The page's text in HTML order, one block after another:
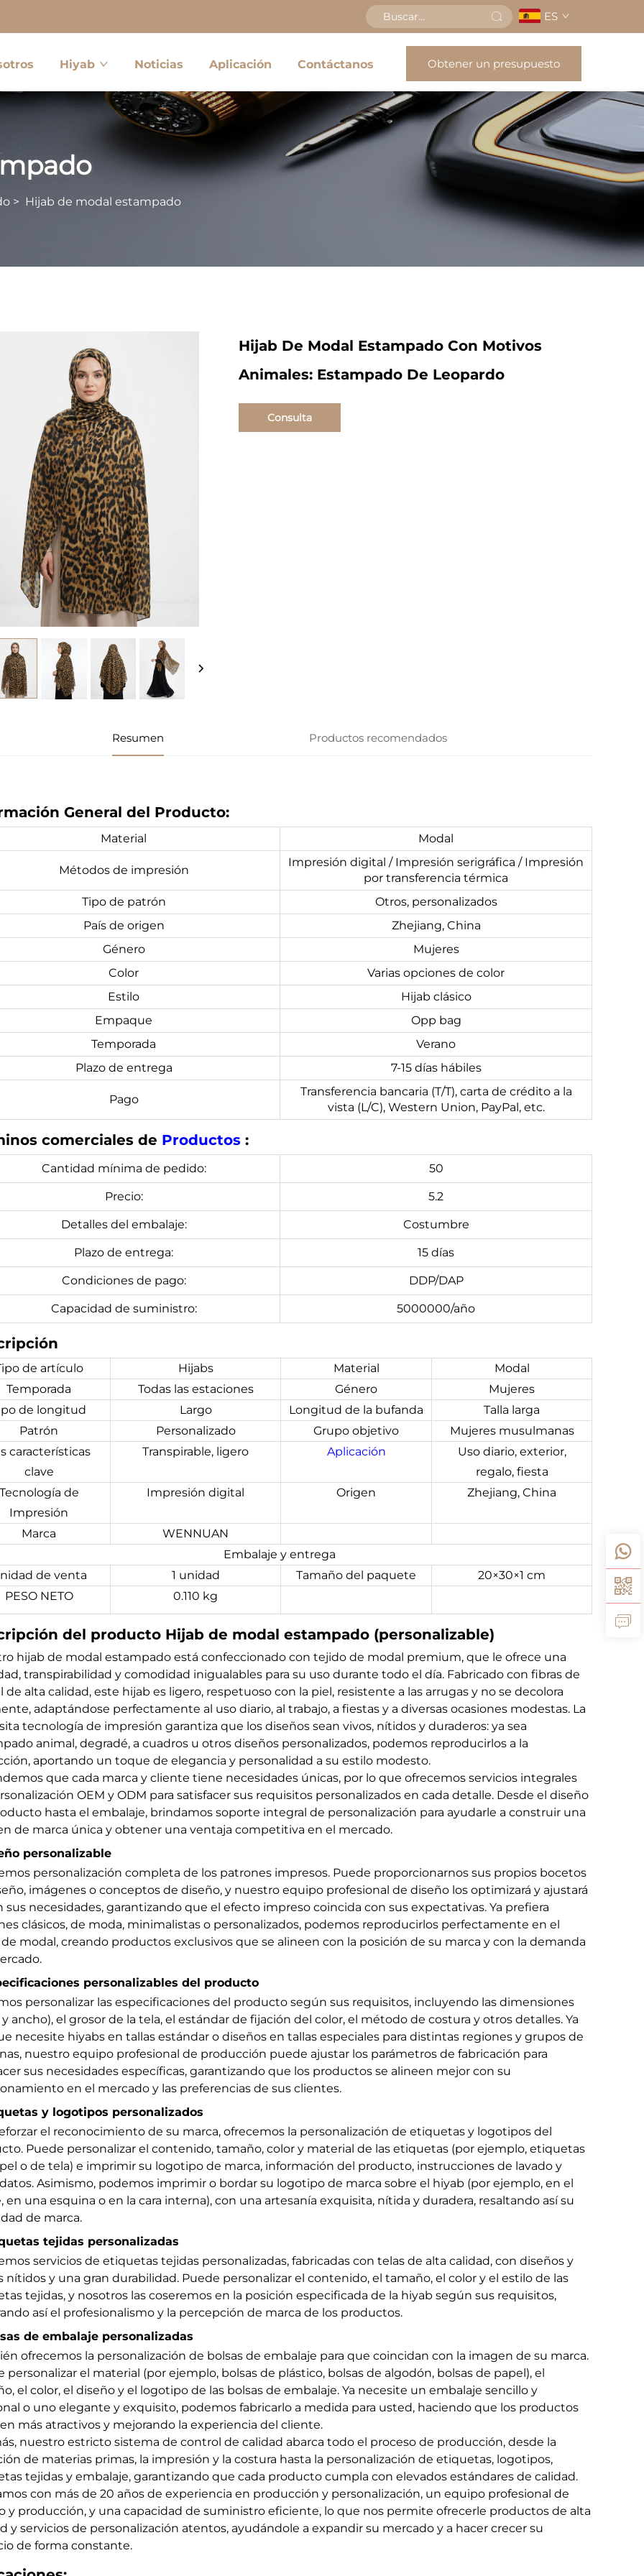
ES
Hiyab Noticias Aplicación Contáctanos Obtener un presupuesto
> Hijab de modal estampado
Hijab De Modal Estampado Con Motivos
Animales: Estampado De Leopardo
Consulta
Resumen Productos recomendados
General del Producto:
Material Modal
Métodos de impresión
Impresión digital / Impresión serigráfica / Impresión
por transferencia térmica
Tipo de patrón
Otros, personalizados
País de origen
Zhejiang, China
Género
Mujeres
Color
Varias opciones de color
Estilo
Hijab clásico
Empaque
Opp bag
Temporada
Verano
Plazo de entrega
7-15 días hábiles
Pago
Transferencia bancaria (T/T), carta de crédito a la
vista (L/C), Western Union, PayPal, etc.
comerciales de Productos :
Cantidad mínima de pedido: 50
Precio: 5.2
Detalles del embalaje: Costumbre
Plazo de entrega: 15 días
Condiciones de pago: DDP/DAP
Capacidad de suministro: 5000000/año
de artículo Hijabs Material
Modal
Temporada
Todas las estaciones Género
Mujeres
de longitud
Largo Longitud de la bufanda
Talla larga
Patrón
Personalizado Grupo objetivo
Mujeres musulmanas
características
clave
Transpirable, ligero Aplicación
Uso diario, exterior,
regalo, fiesta
de
Impresión
Impresión digital Origen Zhejiang, China
Marca
WENNUAN
Embalaje y entrega
de venta
1 unidad Tamaño del paquete
20×30×1 cm
PESO NETO
0.110 kg
del producto Hijab de modal estampado (personalizable)
hijab de modal estampado está confeccionado con tejido de modal premium, que le ofrece una
transpirabilidad y comodidad inigualables para su uso durante todo el día. Fabricado con fibras de
de alta calidad, este hijab es ligero, respetuoso con la piel, resistente a las arrugas y no se decolora
adaptándose perfectamente al uso diario, al trabajo, a fiestas y a diversas ocasiones modestas. La
tecnología de impresión garantiza que los diseños sean vivos, nítidos y duraderos: ya sea
animal, degradé, a cuadros u otros diseños personalizados, podemos reproducirlos a la
aportando un toque de elegancia y personalidad a su estilo modesto.
que cada marca y cliente tiene necesidades únicas, por lo que ofrecemos servicios integrales
OEM y ODM para satisfacer sus requisitos personalizados en cada detalle. Desde el diseño
hasta el embalaje, brindamos soporte integral de personalización para ayudarle a construir una
de marca única y obtener una ventaja competitiva en el mercado.
personalizable
personalización completa de los patrones impresos. Puede proporcionarnos sus propios bocetos
imágenes o conceptos de diseño, y nuestro equipo profesional de diseño los optimizará y ajustará
sus necesidades, garantizando que el efecto impreso coincida con sus expectativas. Ya prefiera
clásicos, de moda, minimalistas o personalizados, podemos reproducirlos perfectamente en el
modal, creando productos exclusivos que se alineen con la posición de su marca y con la demanda
personalizables del producto
personalizar las especificaciones del producto según sus requisitos, incluyendo las dimensiones
ancho), el grosor de la tela, el estándar de fijación del color, el método de costura y otros detalles. Ya
necesite hiyabs en tallas estándar o diseños en tallas especiales para distintas regiones y grupos de
nuestro equipo profesional de producción puede ajustar los parámetros de fabricación para
sus necesidades específicas, garantizando que los productos se alineen mejor con su
en el mercado y las preferencias de sus clientes.
y logotipos personalizados
el reconocimiento de su marca, ofrecemos la personalización de etiquetas y logotipos del
Puede personalizar el contenido, tamaño, color y material de las etiquetas (por ejemplo, etiquetas
o de tela) e imprimir su logotipo de marca, información del producto, instrucciones de lavado y
Asimismo, podemos imprimir o bordar su logotipo de marca sobre el hiyab (por ejemplo, en el
en una esquina o en la cara interna), con una artesanía exquisita, nítida y duradera, resaltando así su
de marca.
tejidas personalizadas
servicios de etiquetas tejidas personalizadas, fabricadas con telas de alta calidad, con diseños y
nítidos y una gran durabilidad. Puede personalizar el contenido, el tamaño, el color y el estilo de las
tejidas, y nosotros las coseremos en la posición especificada de la hiyab según sus requisitos,
así el profesionalismo y la percepción de marca de los productos.
de embalaje personalizadas
ofrecemos la personalización de bolsas de embalaje para que coincidan con la imagen de su marca.
personalizar el material (por ejemplo, bolsas de plástico, bolsas de algodón, bolsas de papel), el
el color, el diseño y el logotipo de las bolsas de embalaje. Ya necesite un embalaje sencillo y
o uno elegante y exquisito, podemos fabricarlo a medida para usted, haciendo que los productos
más atractivos y mejorando la experiencia del cliente.
nuestro estricto sistema de control de calidad abarca todo el proceso de producción, desde la
de materias primas, la impresión y la costura hasta la personalización de etiquetas, logotipos,
tejidas y embalaje, garantizando que cada producto cumpla con elevados estándares de calidad.
con más de 20 años de experiencia en producción y personalización, un equipo profesional de
y producción, y una capacidad de suministro eficiente, lo que nos permite ofrecerle productos de alta
y servicios de personalización atentos, ayudándole a expandir su mercado y a hacer crecer su
de forma constante.